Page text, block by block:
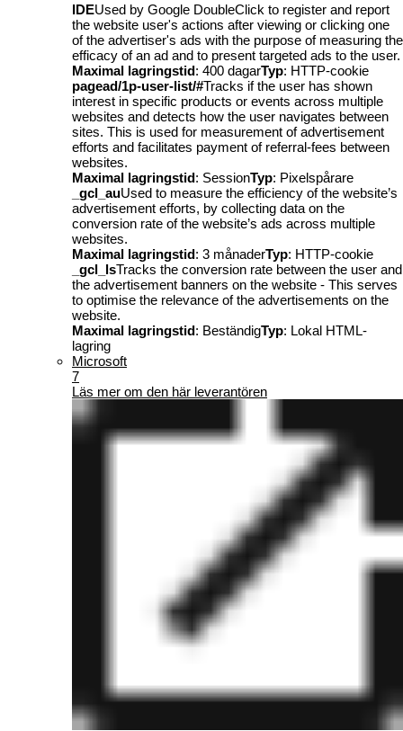
IDEUsed by Google DoubleClick to register and report
the website user's actions after viewing or clicking one
of the advertiser's ads with the purpose of measuring the
efficacy of an ad and to present targeted ads to the user.
Maximal lagringstid: 400 dagarTyp: HTTP-cookie
pagead/1p-user-list/#Tracks if the user has shown
interest in specific products or events across multiple
websites and detects how the user navigates between
sites. This is used for measurement of advertisement
efforts and facilitates payment of referral-fees between
websites.
Maximal lagringstid: SessionTyp: Pixelspårare
_gcl_auUsed to measure the efficiency of the website’s
advertisement efforts, by collecting data on the
conversion rate of the website’s ads across multiple
websites.
Maximal lagringstid: 3 månaderTyp: HTTP-cookie
_gcl_lsTracks the conversion rate between the user and
the advertisement banners on the website - This serves
to optimise the relevance of the advertisements on the
website.
Maximal lagringstid: BeständigTyp: Lokal HTML-
lagring
Microsoft
7
Läs mer om den här leverantören